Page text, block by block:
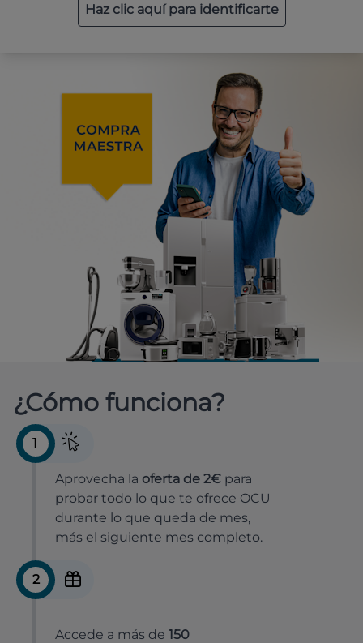
Haz clic aquí para identificarte
¿Cómo funciona?
1
Aprovecha la oferta de 2€ para
probar todo lo que te ofrece OCU
durante lo que queda de mes,
más el siguiente mes completo.
2
Accede a más de 150